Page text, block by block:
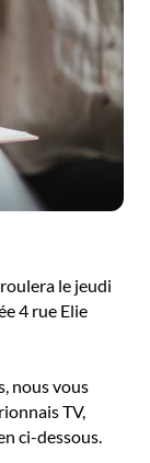
le jeudi
4 rue Elie
nous vous
TV,
ci-dessous.